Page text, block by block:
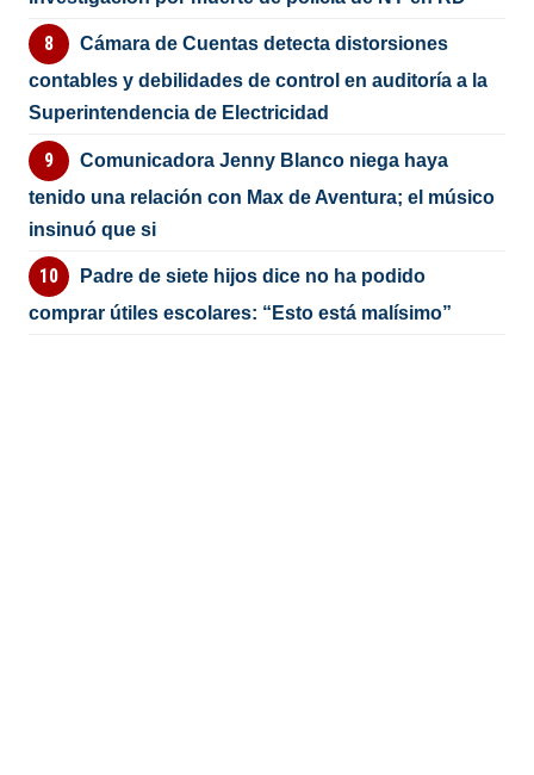
Cámara de Cuentas detecta distorsiones
contables y debilidades de control en auditoría a la
Superintendencia de Electricidad
Comunicadora Jenny Blanco niega haya
tenido una relación con Max de Aventura; el músico
insinuó que si
Padre de siete hijos dice no ha podido
comprar útiles escolares: “Esto está malísimo”